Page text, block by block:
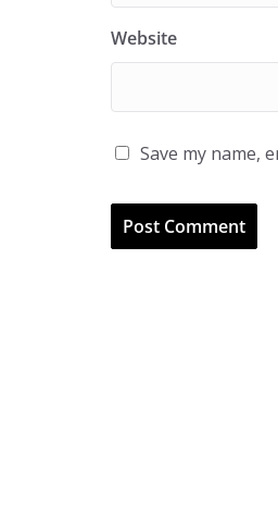
Website
Save my name,